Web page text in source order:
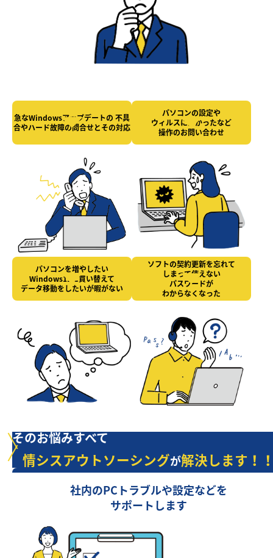
急なWindowsアップデートの 不具
合やハード故障の問合せとその対応
パソコンの設定や
ウィルスにかかったなど
操作のお問い合わせ
パソコンを増やしたい
Windows11に買い替えて
データ移動をしたいが暇がない
ソフトの契約更新を忘れて
しまって使えない
パスワードが
わからなくなった
そのお悩みすべて
情シスアウトソーシングが解決します！
社内のPCトラブルや設定などを
サポートします